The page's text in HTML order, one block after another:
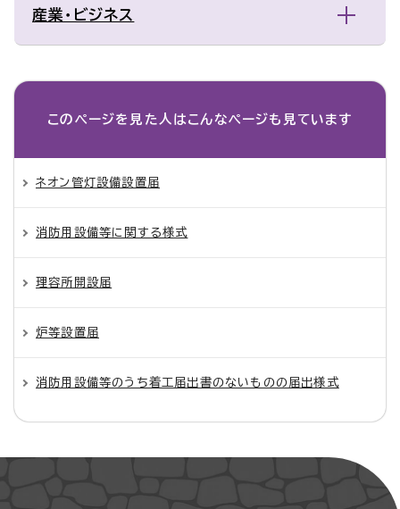
産業・ビジネス
このページを見た人は こんなページも見ています
ネオン管灯設備設置届
消防用設備等に関する様式
理容所開設届
炉等設置届
消防用設備等のうち着工届出書のないものの届出様式